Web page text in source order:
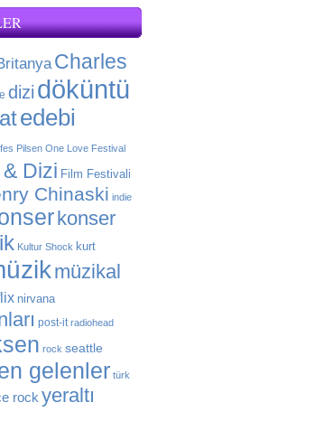
Charles
dizi döküntü
edebi
Pilsen One Love Festival
Dizi Film Festivali
Chinaski indie
konser
Kultur Shock kurt
müzikal
nirvana
post-it radiohead
rock seattle
gelenler türk
rock yeraltı